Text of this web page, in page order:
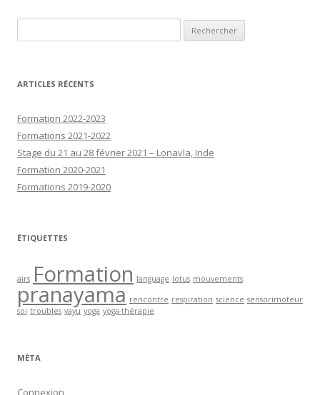
ARTICLES RÉCENTS
Formation 2022-2023
Formations 2021-2022
Stage du 21 au 28 février 2021 – Lonavla, Inde
Formation 2020-2021
Formations 2019-2020
ÉTIQUETTES
airs Formation language lotus mouvements
pranayama rencontre respiration science sensorimoteur
soi troubles vayu yoga yoga-thérapie
MÉTA
Connexion